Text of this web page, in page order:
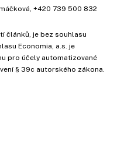
+420 739 500 832
článků, je bez souhlasu
Economia, a.s. je
pro účely automatizované
§ 39c autorského zákona.